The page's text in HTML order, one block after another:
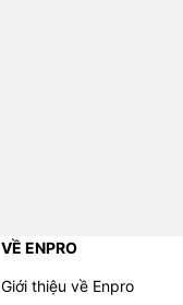
VỀ ENPRO
Giới thiệu về Enpro